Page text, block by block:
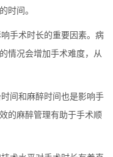
时间。
手术时长的重要因素。病
情况会增加手术难度，从
间和麻醉时间也是影响手
的麻醉管理有助于手术顺